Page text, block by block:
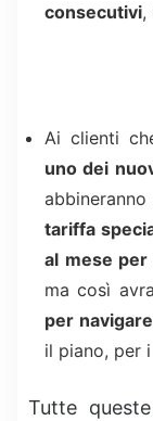
consecutivi,
Ai clienti
uno dei
abbineranno
tariffa
al mese per
ma così
per
il piano, per i
Tutte